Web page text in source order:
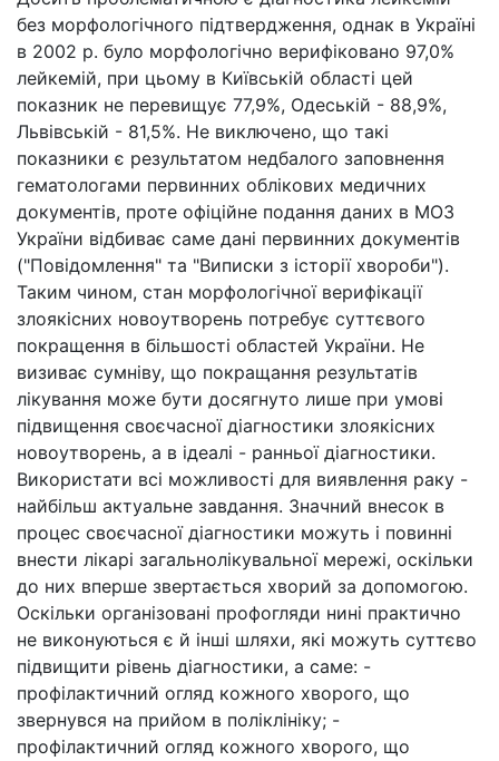
без морфологічного підтвердження, однак в Україні
в 2002 р. було морфологічно верифіковано 97,0%
лейкемій, при цьому в Київській області цей
показник не перевищує 77,9%, Одеській - 88,9%,
Львівській - 81,5%. Не виключено, що такі
показники є результатом недбалого заповнення
гематологами первинних облікових медичних
документів, проте офіційне подання даних в МОЗ
України відбиває саме дані первинних документів
("Повідомлення" та "Виписки з історії хвороби").
Таким чином, стан морфологічної верифікації
злоякісних новоутворень потребує суттєвого
покращення в більшості областей України. Не
визиває сумніву, що покращання результатів
лікування може бути досягнуто лише при умові
підвищення своєчасної діагностики злоякісних
новоутворень, а в ідеалі - ранньої діагностики.
Використати всі можливості для виявлення раку -
найбільш актуальне завдання. Значний внесок в
процес своєчасної діагностики можуть і повинні
внести лікарі загальнолікувальної мережі, оскільки
до них вперше звертається хворий за допомогою.
Оскільки організовані профогляди нині практично
не виконуються є й інші шляхи, які можуть суттєво
підвищити рівень діагностики, а саме: -
профілактичний огляд кожного хворого, що
звернувся на прийом в поліклініку; -
профілактичний огляд кожного хворого, що